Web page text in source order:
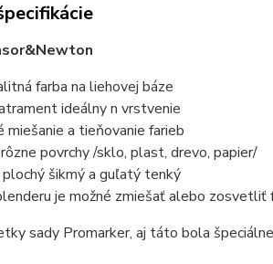
farba na liehovej báze
ideálny n vrstvenie
miešanie a tieňovanie farieb
povrchy /sklo, plast, drevo, papier/
šikmý a guľatý tenký
je možné zmiešať alebo zosvetliť
sady Promarker, aj táto bola